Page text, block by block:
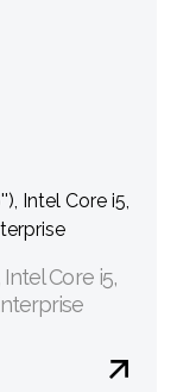
Intel Core i5,